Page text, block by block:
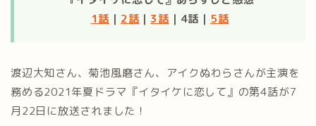
1話 ｜ 2話 ｜ 3話 ｜4話｜ 5話
渡辺大知さん、菊池風磨さん、アイクぬわらさんが主演を
務める2021年夏ドラマ『イタイケに恋して』の第4話が7
月22日に放送されました！